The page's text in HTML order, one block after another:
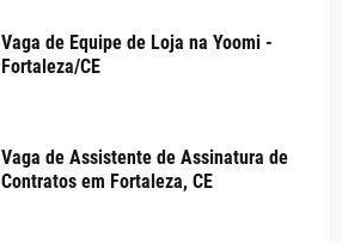
Vaga de Equipe de Loja na Yoomi -
Fortaleza/CE
Vaga de Assistente de Assinatura de
Contratos em Fortaleza, CE